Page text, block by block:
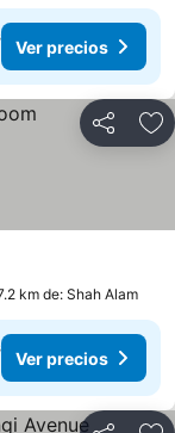
Ver precios
Compartir
km de: Shah Alam
Ver precios